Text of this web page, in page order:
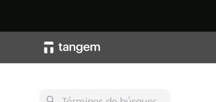
Términos de búsqueda